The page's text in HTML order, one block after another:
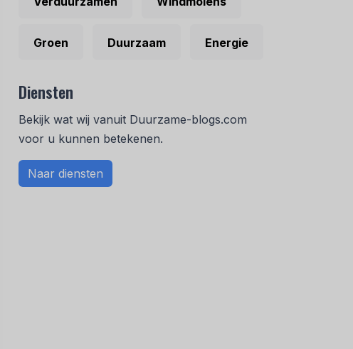
Groen Duurzaam Energie
Diensten
Bekijk wat wij vanuit Duurzame-blogs.com
voor u kunnen betekenen.
Naar diensten